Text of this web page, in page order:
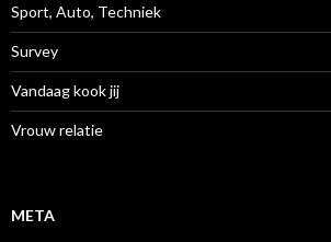
Sport, Auto, Techniek
Survey
Vandaag kook jij
Vrouw relatie
META